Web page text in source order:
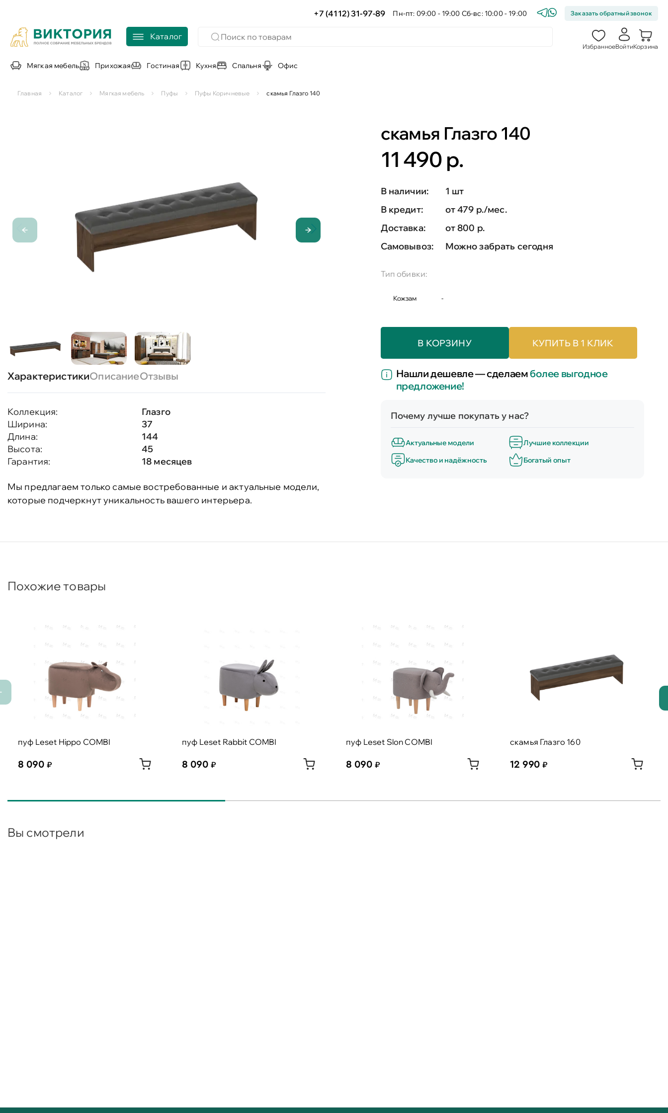
+7 (4112) 31-97-89 Пн-пт: 09:00 - 19:00 Сб-вс: 10:00 - 19:00 Заказать обратный звонок
Каталог
ИзбранноеВойтиКорзина
Мягкая мебель Прихожая Гостиная Кухня Спальня Офис
Главная Каталог Мягкая мебель Пуфы Пуфы Коричневые скамья Глазго 140
ХарактеристикиОписаниеОтзывы
Коллекция:
Глазго
Ширина:
37
Длина:
144
Высота:
45
Гарантия:
18 месяцев
Мы предлагаем только самые востребованные и актуальные модели,
которые подчеркнут уникальность вашего интерьера.
скамья Глазго 140
11 490 р.
В наличии:
1 шт
В кредит:
от 479 р./мес.
Доставка:
от 800 р.
Самовывоз:
Можно забрать сегодня
Тип обивки:
Кожзам -
В КОРЗИНУ КУПИТЬ В 1 КЛИК
Нашли дешевле — сделаемболее выгодное
предложение!
Почему лучше покупать у нас?
Актуальные модели
Лучшие коллекции
Качество и надёжность
Богатый опыт
Похожие товары
пуф Leset Hippo COMBI
8 090
пуф Leset Rabbit COMBI
8 090
пуф Leset Slon COMBI
8 090
скамья Глазго 160
12 990
Вы смотрели